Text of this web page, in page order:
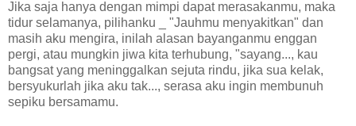
Jika saja hanya dengan mimpi dapat merasakanmu, maka
tidur selamanya, pilihanku _ "Jauhmu menyakitkan" dan
masih aku mengira, inilah alasan bayanganmu enggan
pergi, atau mungkin jiwa kita terhubung, "sayang..., kau
bangsat yang meninggalkan sejuta rindu, jika sua kelak,
bersyukurlah jika aku tak..., serasa aku ingin membunuh
sepiku bersamamu.